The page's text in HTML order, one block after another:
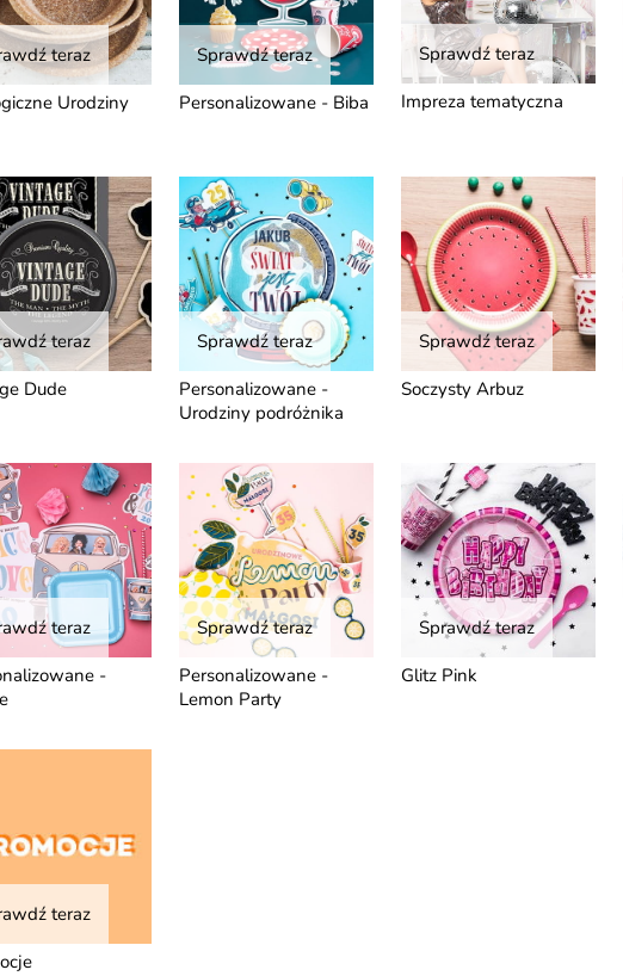
teraz
Urodziny
Sprawdź teraz
Personalizowane - Biba
Sprawdź teraz
Impreza tematyczna
teraz
Dude
Sprawdź teraz
Personalizowane -
Urodziny podróżnika
Sprawdź teraz
Soczysty Arbuz
teraz
-
Sprawdź teraz
Personalizowane -
Lemon Party
Sprawdź teraz
Glitz Pink
teraz